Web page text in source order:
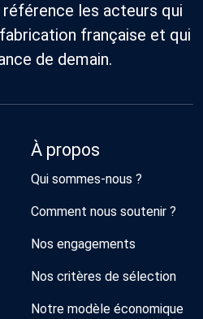
les acteurs qui
française et qui
de demain.
À propos
Qui sommes-nous ?
Comment nous soutenir ?
Nos engagements
Nos critères de sélection
Notre modèle économique